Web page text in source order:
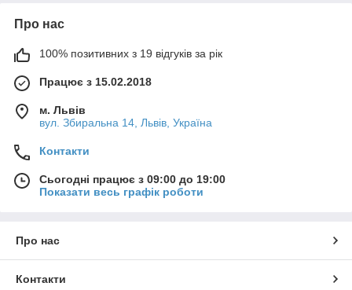
Про нас
100% позитивних з 19 відгуків за рік
Працює з 15.02.2018
м. Львів
вул. Збиральна 14, Львів, Україна
Контакти
Сьогодні працює з 09:00 до 19:00
Показати весь графік роботи
Про нас
Контакти